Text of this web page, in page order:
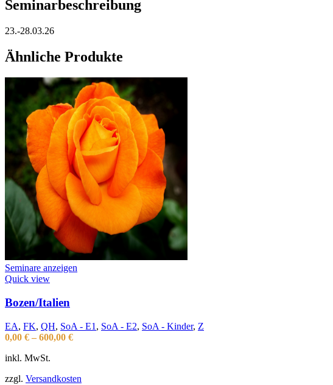
Seminarbeschreibung
23.-28.03.26
Ähnliche Produkte
Seminare anzeigen
Quick view
Bozen/Italien
EA, FK, QH, SoA - E1 , SoA - E2, SoA - Kinder, Z
0,00 € – 600,00 €
inkl. MwSt.
zzgl. Versandkosten